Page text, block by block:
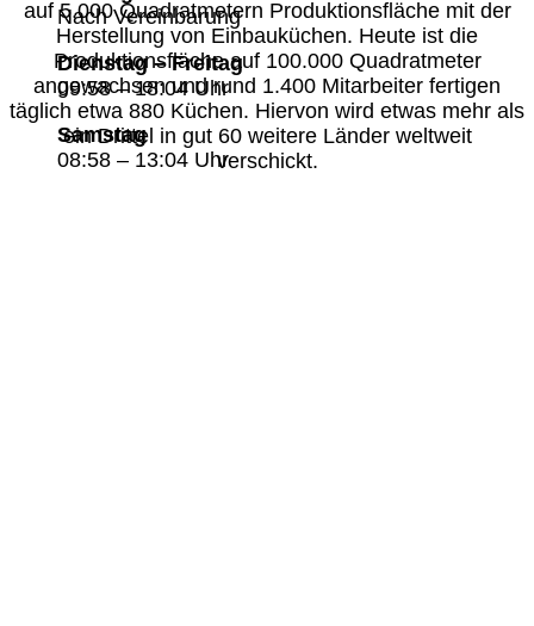
Nach Vereinbarung
Dienstag – Freitag
09:58 – 18:04 Uhr
Samstag
08:58 – 13:04 Uhr
auf 5.000 Quadratmetern Produktionsfläche mit der
Herstellung von Einbauküchen. Heute ist die
Produktionsfläche auf 100.000 Quadratmeter
angewachsen und rund 1.400 Mitarbeiter fertigen
täglich etwa 880 Küchen. Hiervon wird etwas mehr als
ein Drittel in gut 60 weitere Länder weltweit
verschickt.